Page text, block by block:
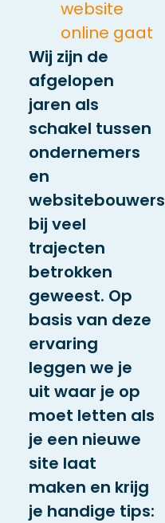
website
online gaat
Wij zijn de
afgelopen
jaren als
schakel tussen
ondernemers
en
websitebouwers
bij veel
trajecten
betrokken
geweest. Op
basis van deze
ervaring
leggen we je
uit waar je op
moet letten als
je een nieuwe
site laat
maken en krijg
je handige tips: